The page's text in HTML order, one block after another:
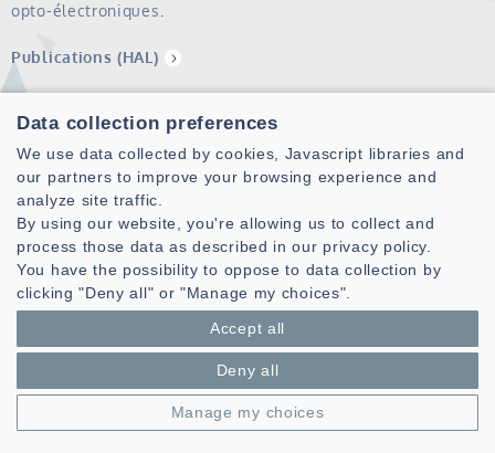
opto-électroniques
Publications (HAL)
Laboratoire des Sciences et Techniques de l'information de la
Communication et de la Connaissance
Technopole Brest-Iroise - CS 83818
29238 Brest Cedex 3 - France
Data collection preferences
We use data collected by cookies, Javascript libraries and
our partners to improve your browsing experience and
analyze site traffic.
By using our website, you're allowing us to collect and
process those data as described in our privacy policy.
You have the possibility to oppose to data collection by
clicking "Deny all" or "Manage my choices".
Accept all
Deny all
Manage my choices